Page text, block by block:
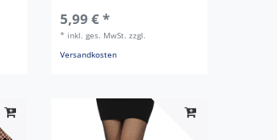
5,99 € *
* inkl. ges. MwSt. zzgl.
Versandkosten